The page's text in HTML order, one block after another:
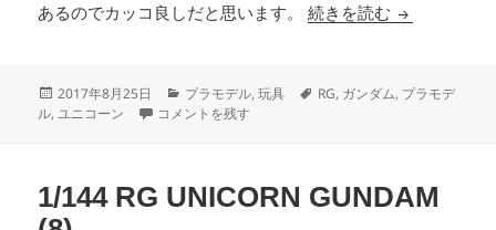
あるのでカッコ良しだと思います。続きを読む 1/144 RG
投
稿
2017年8月25日
カ
テ
プラモデル,玩具
タ
RG, ガンダム, プラモデ
ル,ユニコーン 1/144 RG UNICORN GUNDAM (9) に
コメントを残す
1/144 RG UNICORN GUNDAM